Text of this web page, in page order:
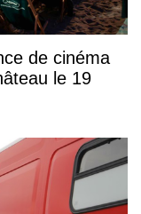
de cinéma
le 19